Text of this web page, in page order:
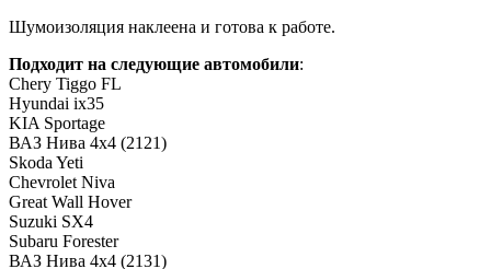
Шумоизоляция наклеена и готова к работе.
Подходит на следующие автомобили:
Chery Tiggo FL
Hyundai ix35
KIA Sportage
ВАЗ Нива 4х4 (2121)
Skoda Yeti
Chevrolet Niva
Great Wall Hover
Suzuki SX4
Subaru Forester
ВАЗ Нива 4х4 (2131)